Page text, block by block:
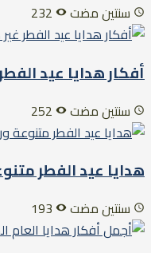
سنتين مضت
أفكار هدايا عيد الفطر
سنتين مضت
هدايا عيد الفطر
سنتين مضت